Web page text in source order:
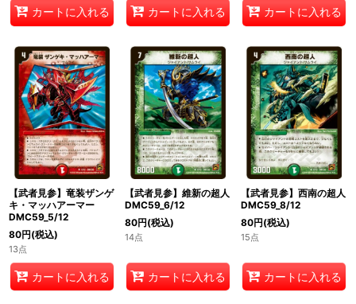
カートに入れる カートに入れる カートに入れる
【武者見参】竜装ザンゲ
キ・マッハアーマー
DMC59_5/12
80円(税込)
13点
カートに入れる
【武者見参】維新の超人
DMC59_6/12
80円(税込)
14点
カートに入れる
【武者見参】西南の超人
DMC59_8/12
80円(税込)
15点
カートに入れる